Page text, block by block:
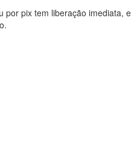
por pix tem liberação imediata, e